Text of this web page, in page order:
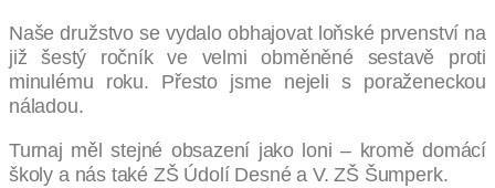
Naše družstvo se vydalo obhajovat loňské prvenství na
již šestý ročník ve velmi obměněné sestavě proti
minulému roku. Přesto jsme nejeli s poraženeckou
náladou.
Turnaj měl stejné obsazení jako loni – kromě domácí
školy a nás také ZŠ Údolí Desné a V. ZŠ Šumperk.